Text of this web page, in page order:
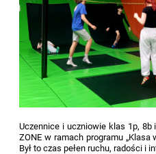
Uczennice i uczniowie klas 1p, 8b
ZONE w ramach programu
Był to czas pełen ruchu, radości i